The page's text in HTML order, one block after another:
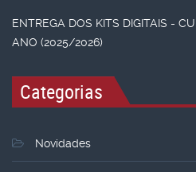
ENTREGA DOS KITS DIGITAIS -
ANO (2025/2026)
Categorias
Novidades